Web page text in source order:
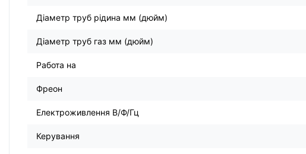
Діаметр труб рідина мм (дюйм)
Діаметр труб газ мм (дюйм)
Работа на
Фреон
Електроживлення В/Ф/Гц
Керування